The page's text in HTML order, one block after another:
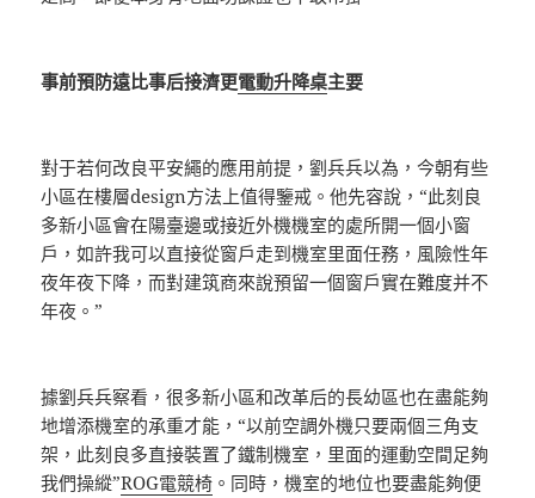
事前預防遠比事后接濟更電動升降桌主要
對于若何改良平安繩的應用前提，劉兵兵以為，今朝有些
小區在樓層design方法上值得鑒戒。他先容說，“此刻良
多新小區會在陽臺邊或接近外機機室的處所開一個小窗
戶，如許我可以直接從窗戶走到機室里面任務，風險性年
夜年夜下降，而對建筑商來說預留一個窗戶實在難度并不
年夜。”
據劉兵兵察看，很多新小區和改革后的長幼區也在盡能夠
地增添機室的承重才能，“以前空調外機只要兩個三角支
架，此刻良多直接裝置了鐵制機室，里面的運動空間足夠
我們操縱”ROG電競椅 。同時，機室的地位也要盡能夠便